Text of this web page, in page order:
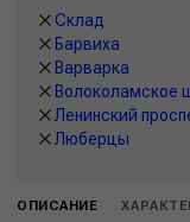
Склад
Барвиха
Варварка
Волоколамское
Ленинский
Люберцы
ОПИСАНИЕ